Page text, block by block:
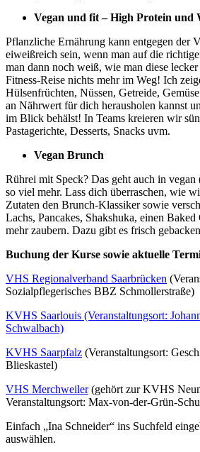
Vegan und fit – High Protein und
Pflanzliche Ernährung kann entgegen der
eiweißreich sein, wenn man auf die
man dann noch weiß, wie man diese
Fitness-Reise nichts mehr im Weg! Ich
Hülsenfrüchten, Nüssen, Getreide,
an Nährwert für dich herausholen kannst
im Blick behälst! In Teams kreieren wir
Pastagerichte, Desserts, Snacks uvm.
Vegan Brunch
Rührei mit Speck? Das geht auch in
so viel mehr. Lass dich überraschen, wie
Zutaten den Brunch-Klassiker sowie
Lachs, Pancakes, Shakshuka, einen
mehr zaubern. Dazu gibt es frisch
Buchung der Kurse sowie aktuelle
VHS Regionalverband Saarbrücken
Sozialpflegerisches BBZ Schmollerstraße)
KVHS Saarlouis (Veranstaltungsort:
Schwalbach)
KVHS Saarpfalz (Veranstaltungsort:
Blieskastel)
VHS Merchweiler(gehört zur KVHS
Veranstaltungsort: Max-von-der-Grün-
Einfach „Ina Schneider“ ins Suchfeld
auswählen.